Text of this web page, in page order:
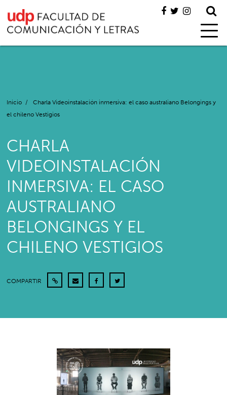
Inicio /
Charla Videoinstalación inmersiva: el caso australiano Belongings y
el chileno Vestigios
CHARLA
VIDEOINSTALACIÓN
INMERSIVA: EL CASO
AUSTRALIANO
BELONGINGS Y EL
CHILENO VESTIGIOS
COMPARTIR